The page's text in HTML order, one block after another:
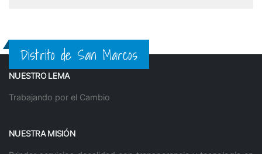
Distrito de San Marcos
NUESTRO LEMA
Trabajando por el Cambio
NUESTRA MISIÓN